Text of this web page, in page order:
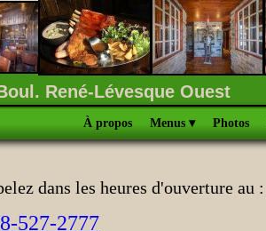
À propos Menus ▾ Photos
René-Lévesque Ouest
dans les heures d'ouverture au :
527-2777